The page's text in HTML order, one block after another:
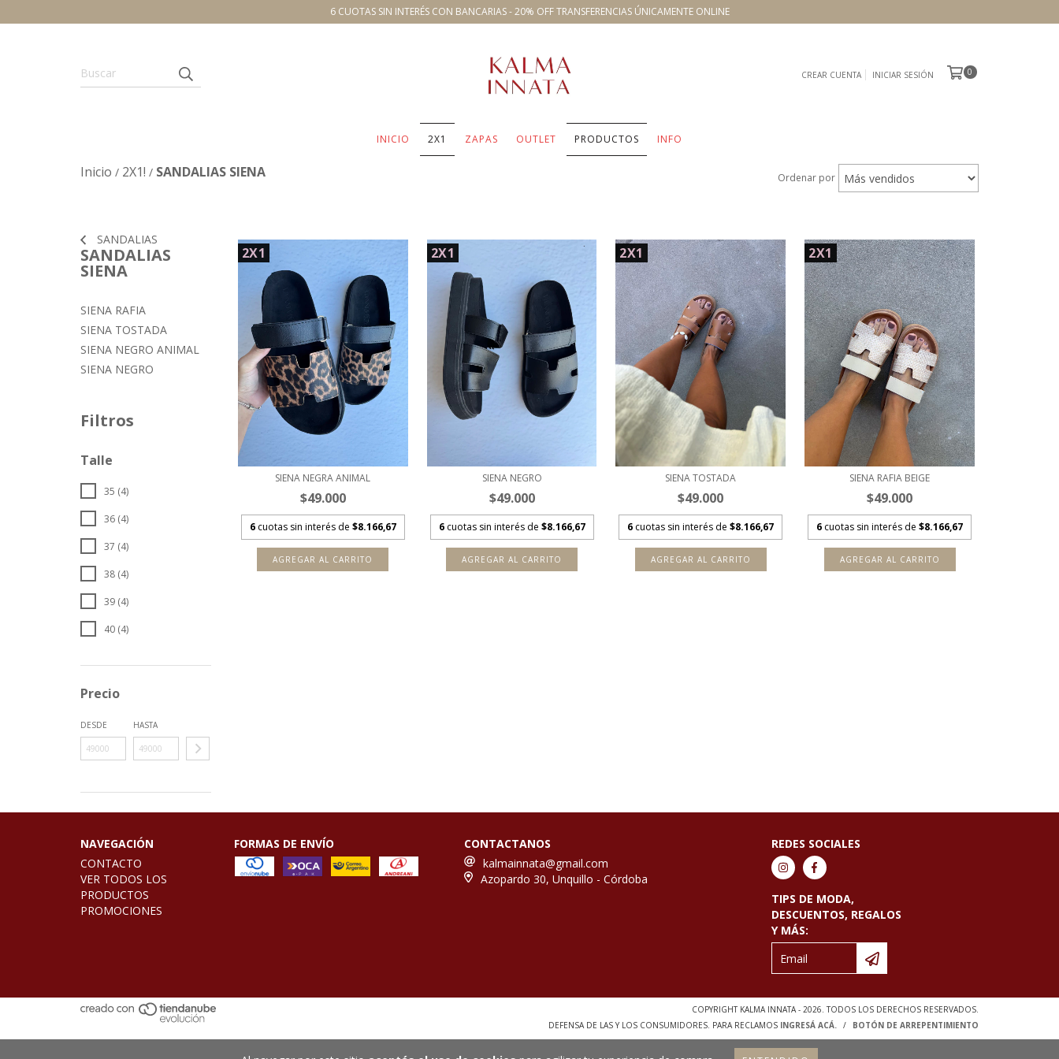
6 CUOTAS SIN INTERÉS CON BANCARIAS - 20% OFF TRANSFERENCIAS ÚNICAMENTE ONLINE
CREAR CUENTA INICIAR SESIÓN 0
INICIO 2X1 ZAPAS OUTLET PRODUCTOS INFO
Inicio / 2X1! / SANDALIAS SIENA Ordenar por
SANDALIAS
SANDALIAS
SIENA
SIENA RAFIA
SIENA TOSTADA
SIENA NEGRO ANIMAL
SIENA NEGRO
Filtros
Talle
35 (4)
36 (4)
37 (4)
38 (4)
39 (4)
40 (4)
Precio
DESDE HASTA
2X1
SIENA NEGRA ANIMAL
$49.000
6 cuotas sin interés de $8.166,67
AGREGAR AL CARRITO
2X1
SIENA NEGRO
$49.000
6 cuotas sin interés de $8.166,67
AGREGAR AL CARRITO
2X1
SIENA TOSTADA
$49.000
6 cuotas sin interés de$8.166,67
AGREGAR AL CARRITO
2X1
SIENA RAFIA BEIGE
$49.000
6 cuotas sin interés de$8.166,67
AGREGAR AL CARRITO
NAVEGACIÓN
CONTACTO
VER TODOS LOS
PRODUCTOS
PROMOCIONES
FORMAS DE ENVÍO
CONTACTANOS
kalmainnata@gmail.com
Azopardo 30, Unquillo - Córdoba
REDES SOCIALES
TIPS DE MODA,
DESCUENTOS, REGALOS
Y MÁS:
COPYRIGHT KALMA INNATA - 2026. TODOS LOS DERECHOS RESERVADOS.
DEFENSA DE LAS Y LOS CONSUMIDORES. PARA RECLAMOS INGRESÁ ACÁ. / BOTÓN DE ARREPENTIMIENTO